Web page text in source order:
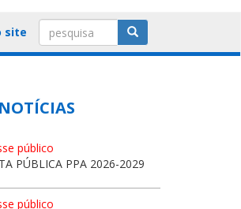
site
público
PÚBLICA PPA 2026-2029
público